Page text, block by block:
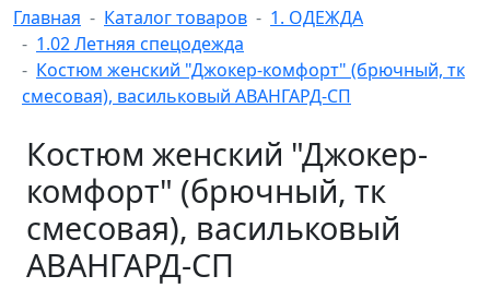
Главная Каталог товаров
1. ОДЕЖДА
1.02 Летняя спецодежда
Костюм женский "Джокер-комфорт" (брючный, тк
смесовая), васильковый АВАНГАРД-СП
Костюм женский "Джокер-
комфорт" (брючный, тк
смесовая), васильковый
АВАНГАРД-СП